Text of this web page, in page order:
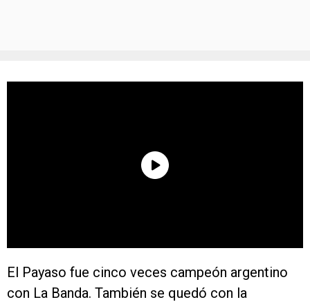
El Payaso fue cinco veces campeón argentino
con La Banda. También se quedó con la